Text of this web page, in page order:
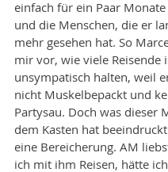
einfach für ein Paar
und die Menschen, die er
mehr gesehen hat. So
mir vor, wie viele Reisende
unsympatisch halten, weil
nicht Muskelbepackt und
Partysau. Doch was dieser
dem Kasten hat
eine Bereicherung. AM
ich mit ihm Reisen, hätte